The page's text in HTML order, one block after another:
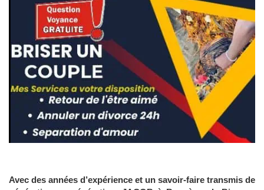
Avec des années d’expérience et un savoir-faire transmis de